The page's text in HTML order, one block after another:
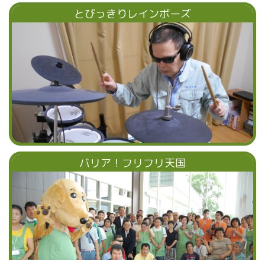
とびっきりレインボーズ
バリア！フリフリ天国